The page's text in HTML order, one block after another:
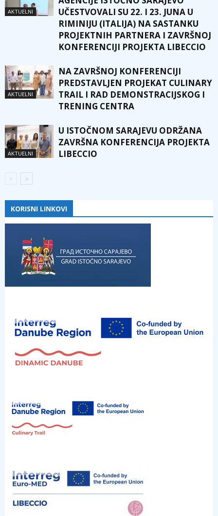
AKTUELNI
UČESTVOVALI SU 22. I 23. JUNA U
RIMINIJU (ITALIJA) NA SASTANKU
PROJEKTNIH PARTNERA I ZAVRŠNOJ
KONFERENCIJI PROJEKTA LIBECCIO
AKTUELNI
NA ZAVRŠNOJ KONFERENCIJI
PREDSTAVLJEN PROJEKAT CULINARY
TRAIL I RAD DEMONSTRACIJSKOG I
TRENING CENTRA
AKTUELNI
U ISTOČNOM SARAJEVU ODRŽANA
ZAVRŠNA KONFERENCIJA PROJEKTA
LIBECCIO
KORISNI LINKOVI